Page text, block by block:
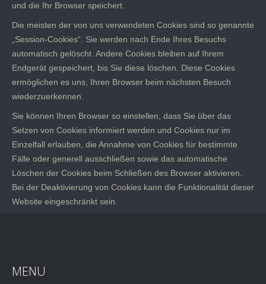
und die Ihr Browser speichert.
Die meisten der von uns verwendeten Cookies sind so genannte
„Session-Cookies“. Sie werden nach Ende Ihres Besuchs
automatisch gelöscht. Andere Cookies bleiben auf Ihrem
Endgerät gespeichert, bis Sie diese löschen. Diese Cookies
ermöglichen es uns, Ihren Browser beim nächsten Besuch
wiederzuerkennen.
Sie können Ihren Browser so einstellen, dass Sie über das
Setzen von Cookies informiert werden und Cookies nur im
Einzelfall erlauben, die Annahme von Cookies für bestimmte
Fälle oder generell ausschließen sowie das automatische
Löschen der Cookies beim Schließen des Browser aktivieren.
Bei der Deaktivierung von Cookies kann die Funktionalität dieser
Website eingeschränkt sein.
MENU